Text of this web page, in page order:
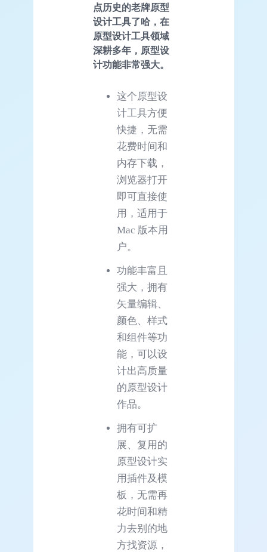
点历史的老牌原型
设计工具了哈，在
原型设计工具领域
深耕多年，原型设
计功能非常强大。
这个原型设
计工具方便
快捷，无需
花费时间和
内存下载，
浏览器打开
即可直接使
用，适用于
Mac 版本用
户。
功能丰富且
强大，拥有
矢量编辑、
颜色、样式
和组件等功
能，可以设
计出高质量
的原型设计
作品。
拥有可扩
展、复用的
原型设计实
用插件及模
板，无需再
花时间和精
力去别的地
方找资源，